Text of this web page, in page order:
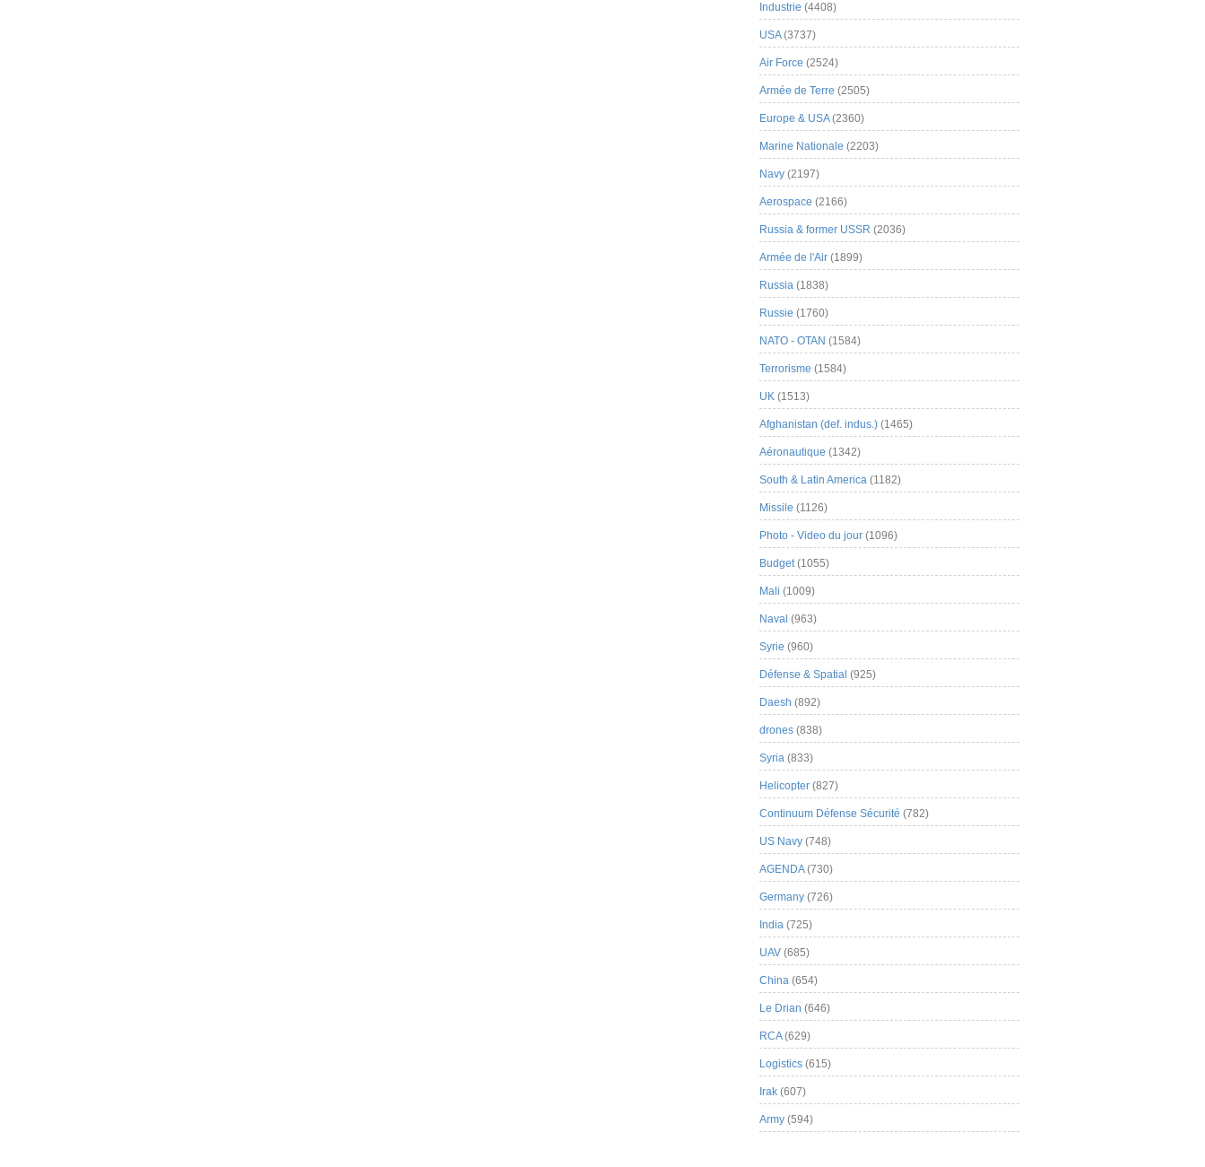
Industrie (4408)
USA(3737)
Air Force (2524)
Armée de Terre (2505)
Europe & USA(2360)
Marine Nationale (2203)
Navy (2197)
Aerospace (2166)
Russia & former USSR (2036)
Armée de l'Air (1899)
Russia (1838)
Russie (1760)
NATO - OTAN (1584)
Terrorisme (1584)
UK (1513)
Afghanistan (def. indus.) (1465)
Aéronautique (1342)
South & Latin America (1182)
Missile (1126)
Photo - Video du jour (1096)
Budget(1055)
Mali (1009)
Naval (963)
Syrie (960)
Défense & Spatial (925)
Daesh (892)
drones (838)
Syria (833)
Helicopter (827)
Continuum Défense Sécurité (782)
US Navy (748)
AGENDA(730)
Germany (726)
India (725)
UAV (685)
China (654)
Le Drian (646)
RCA(629)
Logistics (615)
Irak (607)
Army (594)